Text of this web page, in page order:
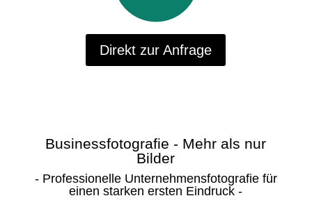
Direkt zur Anfrage
Businessfotografie - Mehr als nur
Bilder
- Professionelle Unternehmensfotografie für
einen starken ersten Eindruck -